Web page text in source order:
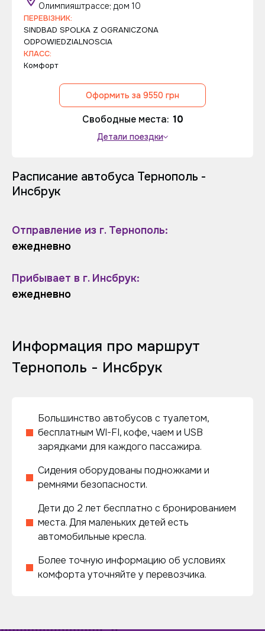
Олимпияштрассе; дом 10
ПЕРЕВІЗНИК:
SINDBAD SPOLKA Z OGRANICZONA
ODPOWIEDZIALNOSCIA
КЛАСС:
Комфорт
Оформить за 9550 грн
Свободные места: 10
Детали поездки
Расписание автобуса Тернополь -
Инсбрук
Отправление из г. Тернополь:
ежедневно
Прибывает в г. Инсбрук:
ежедневно
Информация про маршрут
Тернополь - Инсбрук
Большинство автобусов с туалетом,
бесплатным WI-FI, кофе, чаем и USB
зарядками для каждого пассажира.
Сидения оборудованы подножками и
ремнями безопасности.
Дети до 2 лет бесплатно с бронированием
места. Для маленьких детей есть
автомобильные кресла.
Более точную информацию об условиях
комфорта уточняйте у перевозчика.